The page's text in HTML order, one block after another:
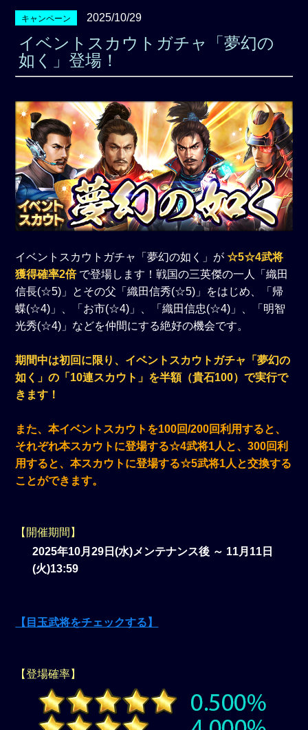
キャンペーン 2025/10/29
イベントスカウトガチャ「夢幻の
如く」登場！
イベントスカウトガチャ「夢幻の如く」が☆5☆4武将
獲得確率2倍 で登場します！戦国の三英傑の一人「織田
信長(☆5)」とその父「織田信秀(☆5)」をはじめ、「帰
蝶(☆4)」、「お市(☆4)」、「織田信忠(☆4)」、「明智
光秀(☆4)」などを仲間にする絶好の機会です。
期間中は初回に限り、イベントスカウトガチャ「夢幻の
如く」の「10連スカウト」を半額（貴石100）で実行で
きます！
また、本イベントスカウトを100回/200回利用すると、
それぞれ本スカウトに登場する☆4武将1人と、300回利
用すると、本スカウトに登場する☆5武将1人と交換する
ことができます。
【開催期間】
2025年10月29日(水)メンテナンス後 ～ 11月11日
(火)13:59
【目玉武将をチェックする】
【登場確率】